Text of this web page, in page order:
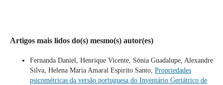
Artigos mais lidos do(s) mesmo(s) autor(es)
Fernanda Daniel, Henrique Vicente, Sónia Guadalupe, Alexandre
Silva, Helena Maria Amaral Espirito Santo, Propriedades
psicométricas da versão portuguesa do Inventário Geriátrico de